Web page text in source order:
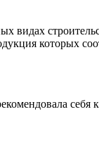
видах
которых
себя